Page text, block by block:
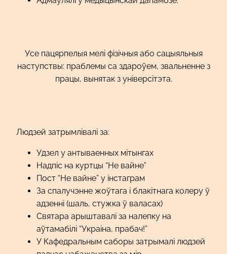
Усе пацярпелыя мелі фізічныя або сацыяльныя
наступствы: праблемы са здароўем, звальненне з
працы, вынятак з універсітэта.
Людзей затрымлівалі за:
Удзел у антываенных мітынгах
Надпіс на куртцы “Не вайне”
Пост “Не вайне” у інстаграм
За спалучэнне жоўтага і блакітнага колеру ў
адзенні (шаль, стужка ў валасах)
Святара арыштавалі за налепку на
аўтамабілі “Украіна, прабач!”
У Кафедральным саборы затрымалі людзей